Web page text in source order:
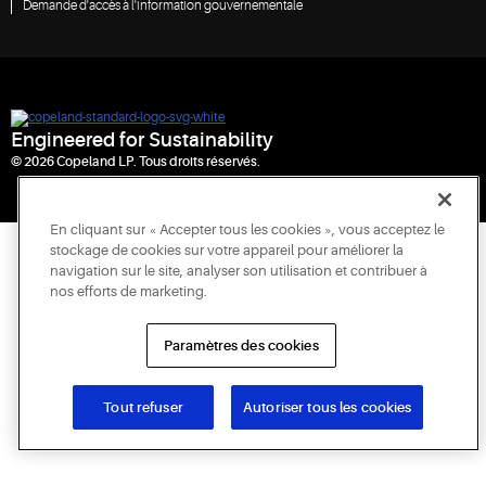
Demande d'accès à l'information gouvernementale
Engineered for Sustainability
© 2026 Copeland LP. Tous droits réservés.
En cliquant sur « Accepter tous les cookies », vous acceptez le
stockage de cookies sur votre appareil pour améliorer la
navigation sur le site, analyser son utilisation et contribuer à
nos efforts de marketing.
Paramètres des cookies
Tout refuser Autoriser tous les cookies